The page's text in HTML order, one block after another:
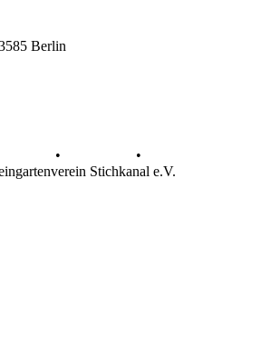
Berlin
•
•
Stichkanal e.V.